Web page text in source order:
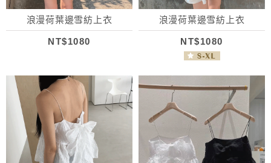
浪漫荷葉邊雪紡上衣
NT$1080
浪漫荷葉邊雪紡上衣
NT$1080